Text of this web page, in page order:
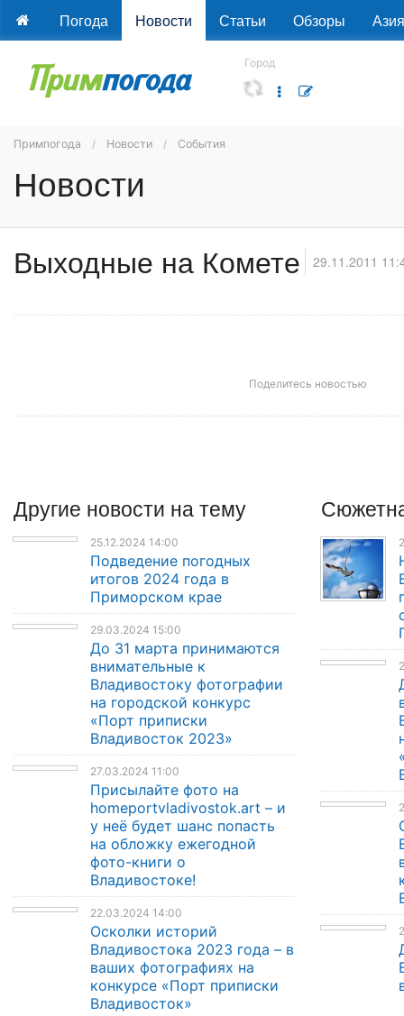
Погода Новости Статьи Обзоры Азия
Город
Примпогода Новости События
Новости
Выходные на Комете 29.11.2011
Поделитесь новостью
Другие новости на тему
25.12.2024 14:00
Подведение погодных
итогов 2024 года в
Приморском крае
29.03.2024 15:00
До 31 марта принимаются
внимательные к
Владивостоку фотографии
на городской конкурс
«Порт приписки
Владивосток 2023»
27.03.2024 11:00
Присылайте фото на
homeportvladivostok.art – и
у неё будет шанс попасть
на обложку ежегодной
фото-книги о
Владивостоке!
22.03.2024 14:00
Осколки историй
Владивостока 2023 года – в
ваших фотографиях на
конкурсе «Порт приписки
Владивосток»